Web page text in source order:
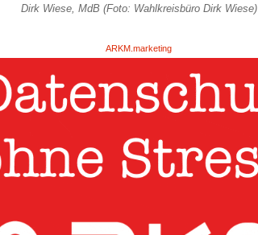
Dirk Wiese, MdB (Foto: Wahlkreisbüro Dirk Wiese)
ARKM.marketing